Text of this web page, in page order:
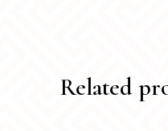
Related